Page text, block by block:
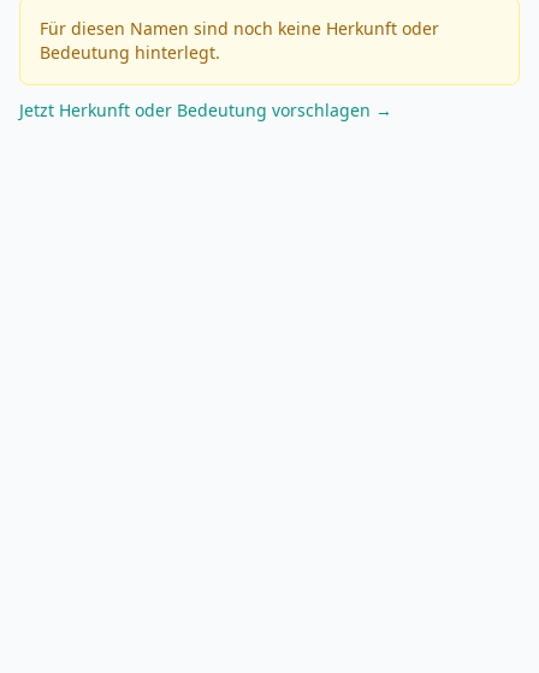
Für diesen Namen sind noch keine Herkunft oder
Bedeutung hinterlegt.
Jetzt Herkunft oder Bedeutung vorschlagen →